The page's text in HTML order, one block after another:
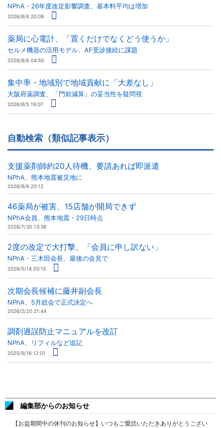
NPhA・26年度改定影響調査、基本料平均は増加
2026/8/6 20:08
薬局に心電計、「置くだけでなくどう使うか」
セルメ機器の活用モデル、AF受診接続に課題
2026/8/6 04:50
集中率・地域別で地域貢献に「大差なし」
大阪府薬調査、「門前減算」の妥当性を疑問視
2026/8/5 19:07
自動検索（類似記事表示）
支援薬剤師約20人待機、要請あれば即派遣
NPhA、熊本地震被災地に
2026/8/6 20:12
46薬局が被害、15店舗が開局できず
NPhA会員、熊本地震・29日時点
2026/7/30 13:38
2度の改定で大打撃、「会員に申し訳ない」
NPhA・三木田会長、最後の会見で
2026/5/14 20:15
次期会長候補に藤井副会長
NPhA、5月総会で正式決定へ
2026/2/20 21:44
調剤過誤防止マニュアルを改訂
NPhA、リフィルなど追記
2025/9/16 12:01
編集部からのお知らせ
【お盆期間中の休刊のお知らせ】いつもご愛読いただきありがとうござい